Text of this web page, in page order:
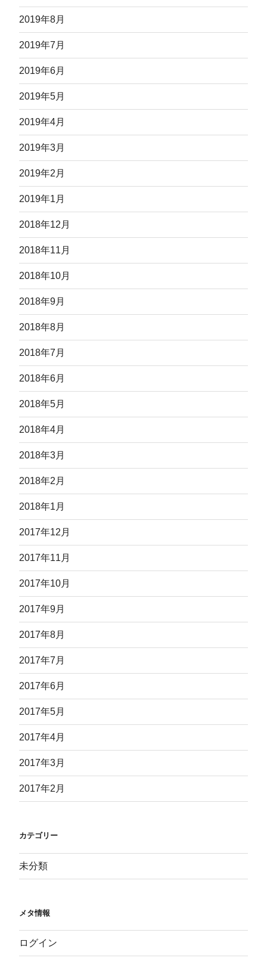
2019年8月
2019年7月
2019年6月
2019年5月
2019年4月
2019年3月
2019年2月
2019年1月
2018年12月
2018年11月
2018年10月
2018年9月
2018年8月
2018年7月
2018年6月
2018年5月
2018年4月
2018年3月
2018年2月
2018年1月
2017年12月
2017年11月
2017年10月
2017年9月
2017年8月
2017年7月
2017年6月
2017年5月
2017年4月
2017年3月
2017年2月
カテゴリー
未分類
メタ情報
ログイン